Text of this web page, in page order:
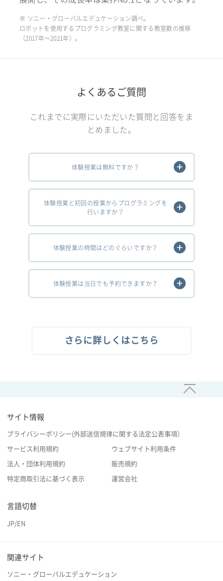
※ ソニー・グローバルエデュケーション調べ。
ロボットを使用するプログラミング教室に関する教室数の推移
（2017年〜2021年）。
よくあるご質問
これまでに実際にいただいた質問と回答をま
とめました。
体験授業は無料ですか？
体験授業と初回の授業からプログラミングを
行いますか？
体験授業の時間はどのぐらいですか？
体験授業は当日でも予約できますか？
さらに詳しくはこちら
サイト情報
プライバシーポリシー(外部送信規律に関する法定公表事項）
サービス利用規約 ウェブサイト利用条件
法人・団体利用規約 販売規約
特定商取引法に基づく表示 運営会社
言語切替
JP/EN
関連サイト
ソニー・グローバルエデュケーション